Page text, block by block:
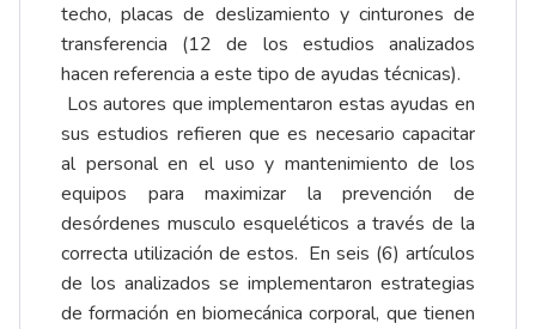
techo, placas de deslizamiento y cinturones de
transferencia (12 de los estudios analizados
hacen referencia a este tipo de ayudas técnicas).
Los autores que implementaron estas ayudas en
sus estudios refieren que es necesario capacitar
al personal en el uso y mantenimiento de los
equipos para maximizar la prevención de
desórdenes musculo esqueléticos a través de la
correcta utilización de estos. En seis (6) artículos
de los analizados se implementaron estrategias
de formación en biomecánica corporal, que tienen